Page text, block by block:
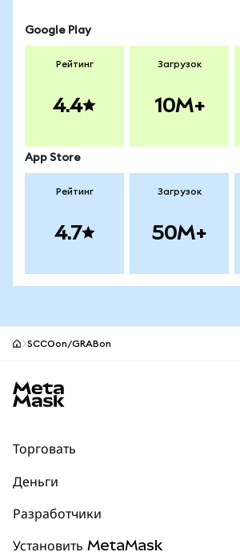
Google Play
Рейтинг
4.4
Загрузок
10M+
App Store
Рейтинг
4.7
Загрузок
50M+
SCCOon/GRABon
Торговать
Прогнозы
Перпы НОВИНКА
Деньги
Разработчики
Установить MetaMask